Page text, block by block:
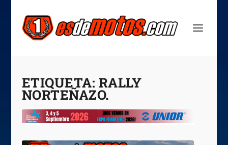
ETIQUETA: RALLY
NORTEÑAZO.